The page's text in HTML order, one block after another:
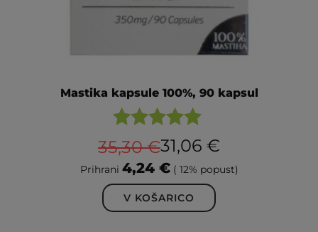
Mastika kapsule 100%, 90 kapsul
Ocenjeno
5.00
od 5
35,30€31,06 €
Prihrani 4,24 €( 12% popust)
V KOŠARICO